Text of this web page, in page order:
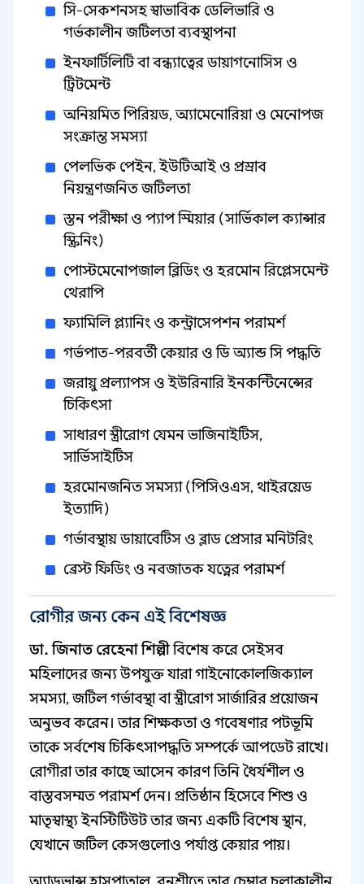
সি-সেকশনসহ স্বাভাবিক ডেলিভারি ও
গর্ভকালীন জটিলতা ব্যবস্থাপনা
ইনফার্টিলিটি বা বন্ধ্যাত্বের ডায়াগনোসিস ও
ট্রিটমেন্ট
অনিয়মিত পিরিয়ড, অ্যামেনোরিয়া ও মেনোপজ
সংক্রান্ত সমস্যা
পেলভিক পেইন, ইউটিআই ও প্রস্রাব
নিয়ন্ত্রণজনিত জটিলতা
স্তন পরীক্ষা ও প্যাপ স্মিয়ার (সার্ভিকাল ক্যান্সার
স্ক্রিনিং)
পোস্টমেনোপজাল ব্লিডিং ও হরমোন রিপ্লেসমেন্ট
থেরাপি
ফ্যামিলি প্ল্যানিং ও কন্ট্রাসেপশন পরামর্শ
গর্ভপাত-পরবর্তী কেয়ার ও ডি অ্যান্ড সি পদ্ধতি
জরায়ু প্রল্যাপস ও ইউরিনারি ইনকন্টিনেন্সের
চিকিৎসা
সাধারণ স্ত্রীরোগ যেমন ভাজিনাইটিস,
সার্ভিসাইটিস
হরমোনজনিত সমস্যা (পিসিওএস, থাইরয়েড
ইত্যাদি)
গর্ভাবস্থায় ডায়াবেটিস ও ব্লাড প্রেসার মনিটরিং
ব্রেস্ট ফিডিং ও নবজাতক যত্নের পরামর্শ
রোগীর জন্য কেন এই বিশেষজ্ঞ
ডা. জিনাত রেহেনা শিল্পীবিশেষ করে সেইসব
মহিলাদের জন্য উপযুক্ত যারা গাইনোকোলজিক্যাল
সমস্যা, জটিল গর্ভাবস্থা বা স্ত্রীরোগ সার্জারির প্রয়োজন
অনুভব করেন। তার শিক্ষকতা ও গবেষণার পটভূমি
তাকে সর্বশেষ চিকিৎসাপদ্ধতি সম্পর্কে আপডেট রাখে।
রোগীরা তার কাছে আসেন কারণ তিনি ধৈর্যশীল ও
বাস্তবসম্মত পরামর্শ দেন। প্রতিষ্ঠান হিসেবে শিশু ও
মাতৃস্বাস্থ্য ইনস্টিটিউট তার জন্য একটি বিশেষ স্থান,
যেখানে জটিল কেসগুলোও পর্যাপ্ত কেয়ার পায়।